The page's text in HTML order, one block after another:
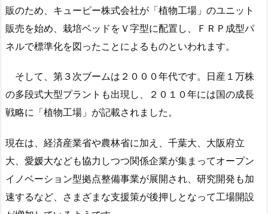
販のため、キューピー株式会社が「植物工場」のユニット
販売を始め、栽培ベッドをＶ字型に配置し、ＦＲＰ成型パ
ネルで標準化を図ったことによるものといわれます。
そして、第３次ブームは２０００年代です。日産１万株
の多段式大型プラントも出現し、２０１０年には国の成長
戦略に「植物工場」が記載されました。
現在は、経済産業省や農林省に加え、千葉大、大阪府立
大、愛媛大なども協力しつつ関係企業が集まってオープン
イノベーション型拠点整備事業が展開され、研究開発も加
速するなど、さまざまな支援策が後押しとなって工場開設